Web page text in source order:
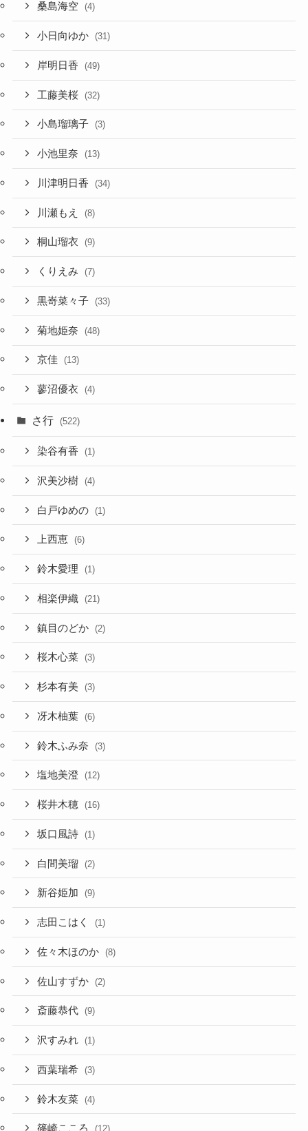
桑島海空 (4)
小日向ゆか (31)
岸明日香 (49)
工藤美桜 (32)
小島瑠璃子 (3)
小池里奈 (13)
川津明日香 (34)
川瀬もえ (8)
桐山瑠衣 (9)
くりえみ (7)
黒嵜菜々子 (33)
菊地姫奈 (48)
京佳 (13)
蓼沼優衣 (4)
さ行 (522)
染谷有香 (1)
沢美沙樹 (4)
白戸ゆめの (1)
上西恵 (6)
鈴木愛理 (1)
相楽伊織 (21)
鎮目のどか (2)
桜木心菜 (3)
杉本有美 (3)
冴木柚葉 (6)
鈴木ふみ奈 (3)
塩地美澄 (12)
桜井木穂 (16)
坂口風詩 (1)
白間美瑠 (2)
新谷姫加 (9)
志田こはく (1)
佐々木ほのか (8)
佐山すずか (2)
斎藤恭代 (9)
沢すみれ (1)
西葉瑞希 (3)
鈴木友菜 (4)
篠崎こころ (12)